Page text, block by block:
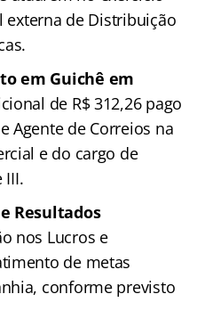
externa de Distribuição
em Guichê em
de R$ 312,26 pago
Agente de Correios na
e do cargo de
III.
Resultados
nos Lucros e
de metas
conforme previsto